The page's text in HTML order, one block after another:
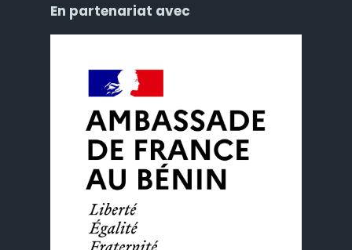
En partenariat avec